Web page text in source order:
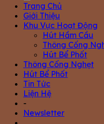
Trang Chủ
Giới Thiệu
Khu Vực Hoạt Động
Hút Hầm Cầu
Thông Cống
Hút Bể Phốt
Thông Cống Nghẹt
Hút Bể Phốt
Tin Tức
Liện Hệ
-
Newsletter